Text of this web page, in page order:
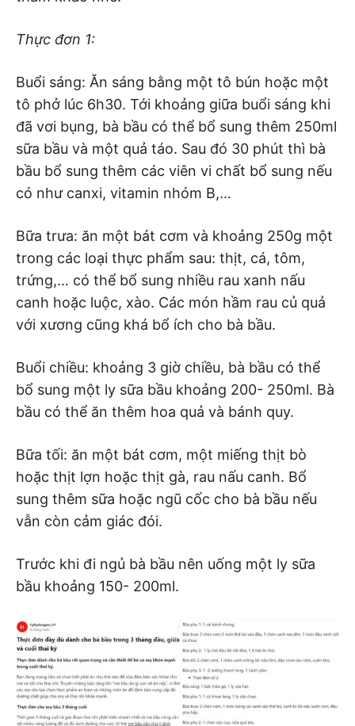
Thực đơn 1:
Buổi sáng: Ăn sáng bằng một tô bún hoặc một
tô phở lúc 6h30. Tới khoảng giữa buổi sáng khi
đã vơi bụng, bà bầu có thể bổ sung thêm 250ml
sữa bầu và một quả táo. Sau đó 30 phút thì bà
bầu bổ sung thêm các viên vi chất bổ sung nếu
có như canxi, vitamin nhóm B,…
Bữa trưa: ăn một bát cơm và khoảng 250g một
trong các loại thực phẩm sau: thịt, cá, tôm,
trứng,… có thể bổ sung nhiều rau xanh nấu
canh hoặc luộc, xào. Các món hầm rau củ quả
với xương cũng khá bổ ích cho bà bầu.
Buổi chiều: khoảng 3 giờ chiều, bà bầu có thể
bổ sung một ly sữa bầu khoảng 200- 250ml. Bà
bầu có thể ăn thêm hoa quả và bánh quy.
Bữa tối: ăn một bát cơm, một miếng thịt bò
hoặc thịt lợn hoặc thịt gà, rau nấu canh. Bổ
sung thêm sữa hoặc ngũ cốc cho bà bầu nếu
vẫn còn cảm giác đói.
Trước khi đi ngủ bà bầu nên uống một ly sữa
bầu khoảng 150- 200ml.